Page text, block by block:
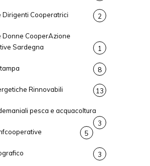
Dirigenti Cooperatrici 2
Donne CooperAzione
Sardegna
1
8
Rinnovabili 13
pesca e acquacoltura
3
5
3